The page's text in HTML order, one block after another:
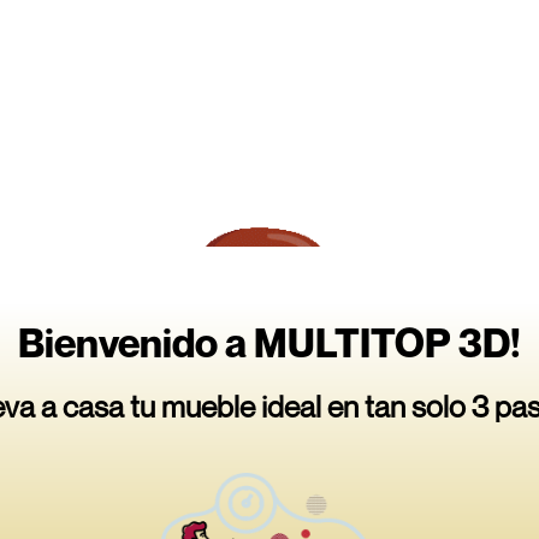
Bienvenido a MULTITOP 3D!
a casa tu mueble ideal en tan solo 3